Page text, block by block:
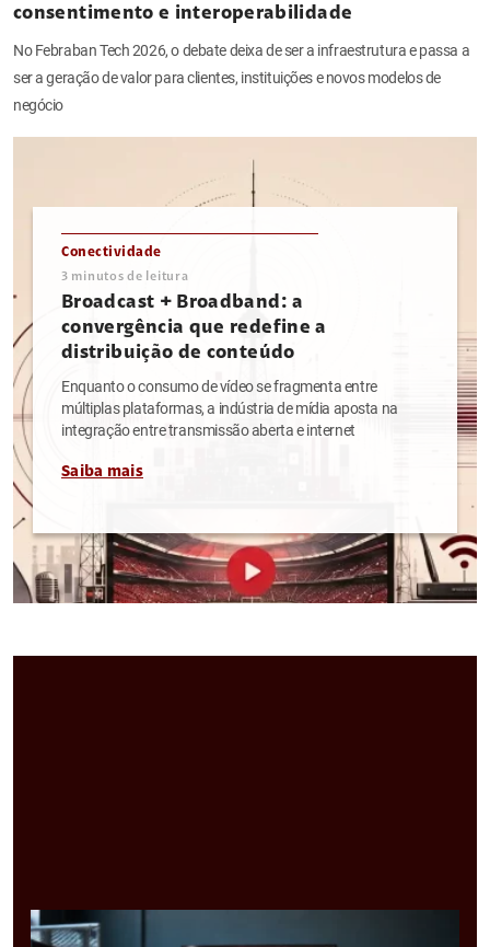
consentimento e interoperabilidade
No Febraban Tech 2026, o debate deixa de ser a infraestrutura e passa a
ser a geração de valor para clientes, instituições e novos modelos de
negócio
Conectividade
3 minutos de leitura
Broadcast + Broadband: a
convergência que redefine a
distribuição de conteúdo
Enquanto o consumo de vídeo se fragmenta entre
múltiplas plataformas, a indústria de mídia aposta na
integração entre transmissão aberta e internet
Saiba mais